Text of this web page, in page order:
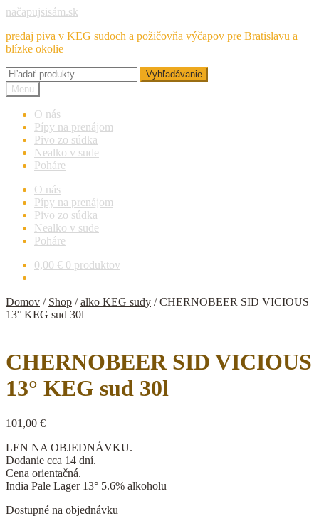
Preskočiť
navigáciu
Preskočiť
obsah
načapujsisám.sk
predaj piva v KEG sudoch a požičovňa výčapov pre Bratislavu a
blízke okolie
Hľadať:
Vyhľadávanie
Menu
O nás
Pípy na prenájom
Pivo zo súdka
Nealko v sude
Poháre
O nás
Pípy na prenájom
Pivo zo súdka
Nealko v sude
Poháre
0,00 € 0 produktov
Domov / Shop /alko KEG sudy /CHERNOBEER SID VICIOUS
13° KEG sud 30l
CHERNOBEER SID VICIOUS
13° KEG sud 30l
101,00 €
LEN NA OBJEDNÁVKU.
Dodanie cca 14 dní.
Cena orientačná.
India Pale Lager 13° 5.6% alkoholu
Dostupné na objednávku